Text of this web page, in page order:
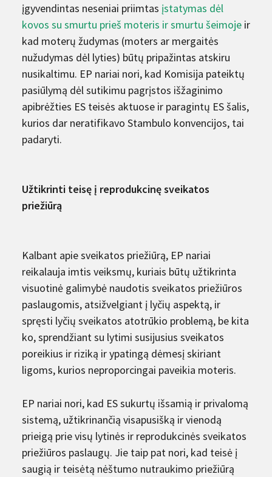
įgyvendintas neseniai priimtas įstatymas dėl
kovos su smurtu prieš moteris ir smurtu šeimoje ir
kad moterų žudymas (moters ar mergaitės
nužudymas dėl lyties) būtų pripažintas atskiru
nusikaltimu. EP nariai nori, kad Komisija pateiktų
pasiūlymą dėl sutikimu pagrįstos išžaginimo
apibrėžties ES teisės aktuose ir paragintų ES šalis,
kurios dar neratifikavo Stambulo konvencijos, tai
padaryti.
Užtikrinti teisę į reprodukcinę sveikatos
priežiūrą
Kalbant apie sveikatos priežiūrą, EP nariai
reikalauja imtis veiksmų, kuriais būtų užtikrinta
visuotinė galimybė naudotis sveikatos priežiūros
paslaugomis, atsižvelgiant į lyčių aspektą, ir
spręsti lyčių sveikatos atotrūkio problemą, be kita
ko, sprendžiant su lytimi susijusius sveikatos
poreikius ir riziką ir ypatingą dėmesį skiriant
ligoms, kurios neproporcingai paveikia moteris.
EP nariai nori, kad ES sukurtų išsamią ir privalomą
sistemą, užtikrinančią visapusišką ir vienodą
prieigą prie visų lytinės ir reprodukcinės sveikatos
priežiūros paslaugų. Jie taip pat nori, kad teisė į
saugią ir teisėtą nėštumo nutraukimo priežiūrą